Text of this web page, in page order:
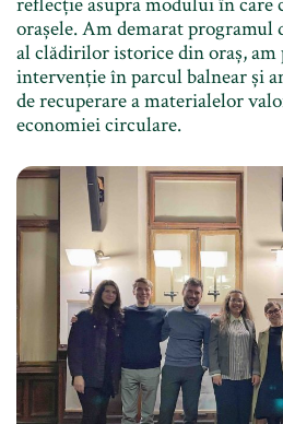
orașele. Am demarat programul
al clădirilor istorice din oraș,
intervenție în parcul balnear și
de recuperare a materialelor
economiei circulare.